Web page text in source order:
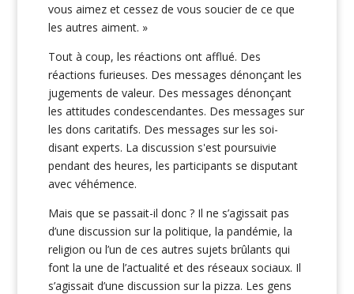
vous aimez et cessez de vous soucier de ce que
les autres aiment. »
Tout à coup, les réactions ont afflué. Des
réactions furieuses. Des messages dénonçant les
jugements de valeur. Des messages dénonçant
les attitudes condescendantes. Des messages sur
les dons caritatifs. Des messages sur les soi-
disant experts. La discussion s'est poursuivie
pendant des heures, les participants se disputant
avec véhémence.
Mais que se passait-il donc ? Il ne s’agissait pas
d’une discussion sur la politique, la pandémie, la
religion ou l’un de ces autres sujets brûlants qui
font la une de l’actualité et des réseaux sociaux. Il
s’agissait d’une discussion sur la pizza. Les gens